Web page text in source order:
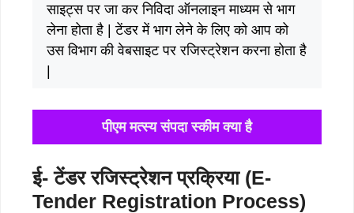
साइट्स पर जा कर निविदा ऑनलाइन माध्यम से भाग
लेना होता है | टेंडर में भाग लेने के लिए को आप को
उस विभाग की वेबसाइट पर रजिस्ट्रेशन करना होता है
|
पीएम मत्स्य संपदा स्कीम क्या है
ई- टेंडर रजिस्ट्रेशन प्रक्रिया (E-
Tender Registration Process)